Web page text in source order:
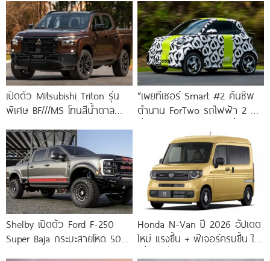
เปิดตัว Mitsubishi Triton รุ่น
พิเศษ BF///MS โทนสีน้ำตาล
นิ้ว
“เผยทีเซอร์ Smart #2 คืนชีพ
ตำนาน ForTwo รถไฟฟ้า 2 ที่
Shelby เปิดตัว Ford F-250
Super Baja กระบะสายโหด 500
Honda N-Van ปี 2026 อัปเดต
ใหม่ แรงขึ้น + ฟีเจอร์ครบขึ้น ใน